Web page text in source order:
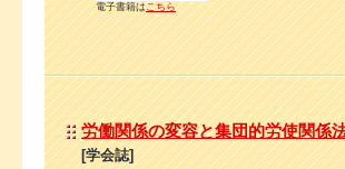
電子書籍はこちら
労働関係の変容と集団的労使関係
[学会誌]